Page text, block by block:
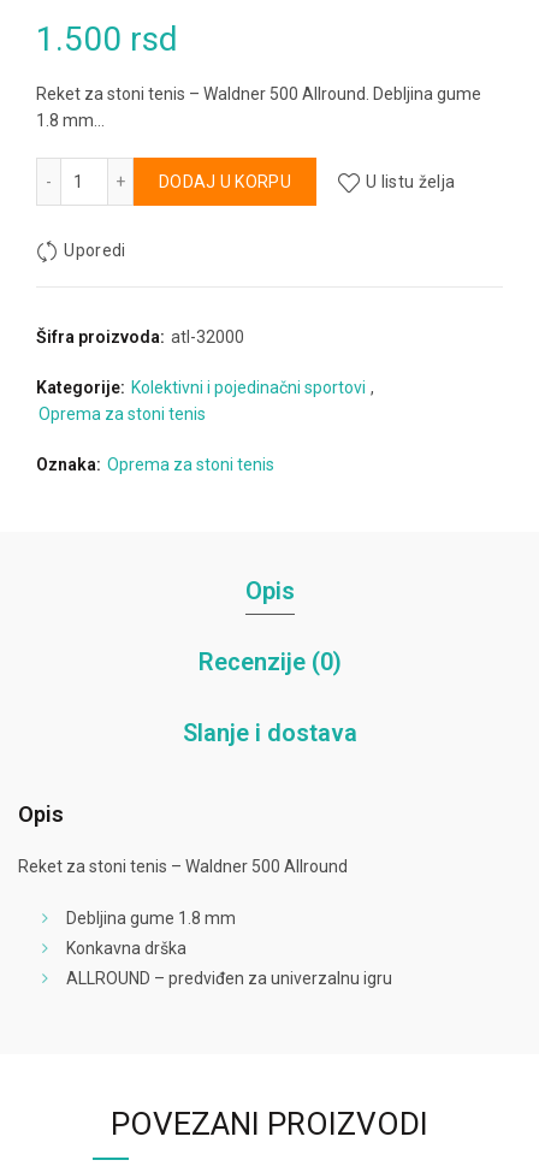
1.500 rsd
Reket za stoni tenis – Waldner 500 Allround. Debljina gume
1.8 mm…
Waldner 500 Allround količina
DODAJ U KORPU
Alternative:
U listu želja
Uporedi
Šifra proizvoda: atl-32000
Kategorije: Kolektivni i pojedinačni sportovi ,
Oprema za stoni tenis
Oznaka: Oprema za stoni tenis
Opis
Recenzije (0)
Slanje i dostava
Opis
Reket za stoni tenis – Waldner 500 Allround
Debljina gume 1.8 mm
Konkavna drška
ALLROUND – predviđen za univerzalnu igru
POVEZANI PROIZVODI